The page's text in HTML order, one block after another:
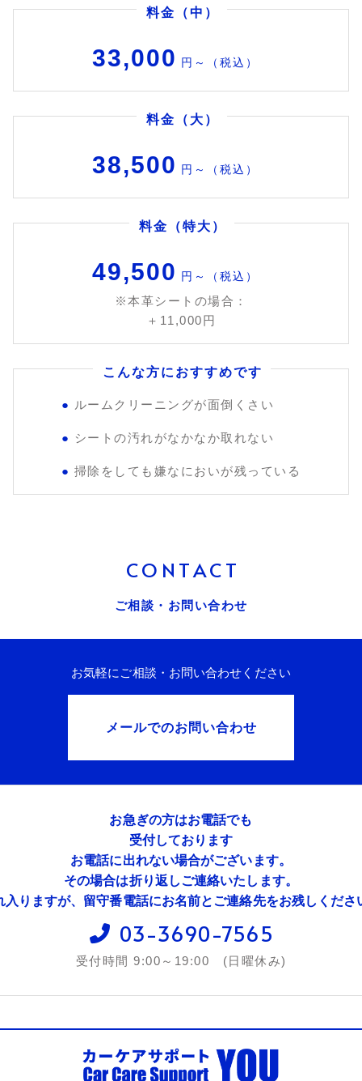
料金（中）
33,000 円～（税込）
料金（大）
38,500 円～（税込）
料金（特大）
49,500 円～（税込）
※本革シートの場合：
＋11,000円
こんな方におすすめです
ルームクリーニングが面倒くさい
シートの汚れがなかなか取れない
掃除をしても嫌なにおいが残っている
CONTACT
ご相談・お問い合わせ
お気軽にご相談・お問い合わせください
メールでのお問い合わせ
お急ぎの方はお電話でも
受付しております
お電話に出れない場合がございます。
その場合は折り返しご連絡いたします。
入りますが、留守番電話にお名前とご連絡先をお残しくださ
03-3690-7565
受付時間 9:00～19:00 (日曜休み)